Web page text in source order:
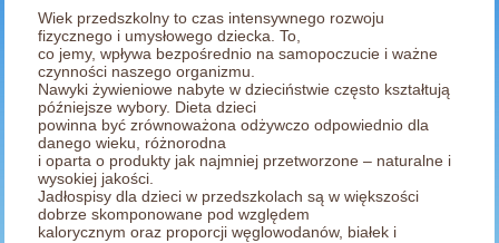
Wiek przedszkolny to czas intensywnego rozwoju
fizycznego i umysłowego dziecka. To,
co jemy, wpływa bezpośrednio na samopoczucie i ważne
czynności naszego organizmu.
Nawyki żywieniowe nabyte w dzieciństwie często kształtują
późniejsze wybory. Dieta dzieci
powinna być zrównoważona odżywczo odpowiednio dla
danego wieku, różnorodna
i oparta o produkty jak najmniej przetworzone – naturalne i
wysokiej jakości.
Jadłospisy dla dzieci w przedszkolach są w większości
dobrze skomponowane pod względem
kalorycznym oraz proporcji węglowodanów, białek i